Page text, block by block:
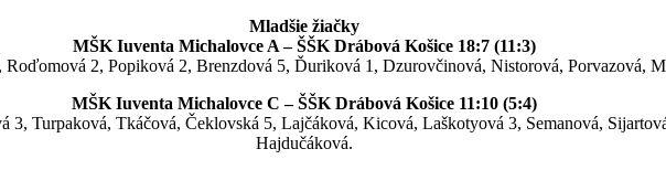
Mladšie žiačky
MŠK Iuventa Michalovce A – ŠŠK Drábová Košice 18:7 (11:3)
2, Popiková 2, Brenzdová 5, Ďuriková 1, Dzurovčinová, Nistorová, Porvazová,
MŠK Iuventa Michalovce C – ŠŠK Drábová Košice 11:10 (5:4)
3, Turpaková, Tkáčová, Čeklovská 5, Lajčáková, Kicová, Laškotyová 3, Semanová,
Hajdučáková.